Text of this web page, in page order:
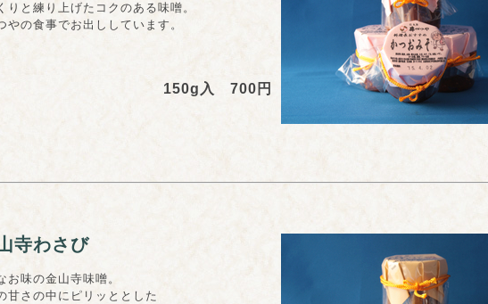
練り上げたコクのある味噌。
食事でお出ししています。
150g入 700円
わさび
の金山寺味噌。
の中にピリッととした